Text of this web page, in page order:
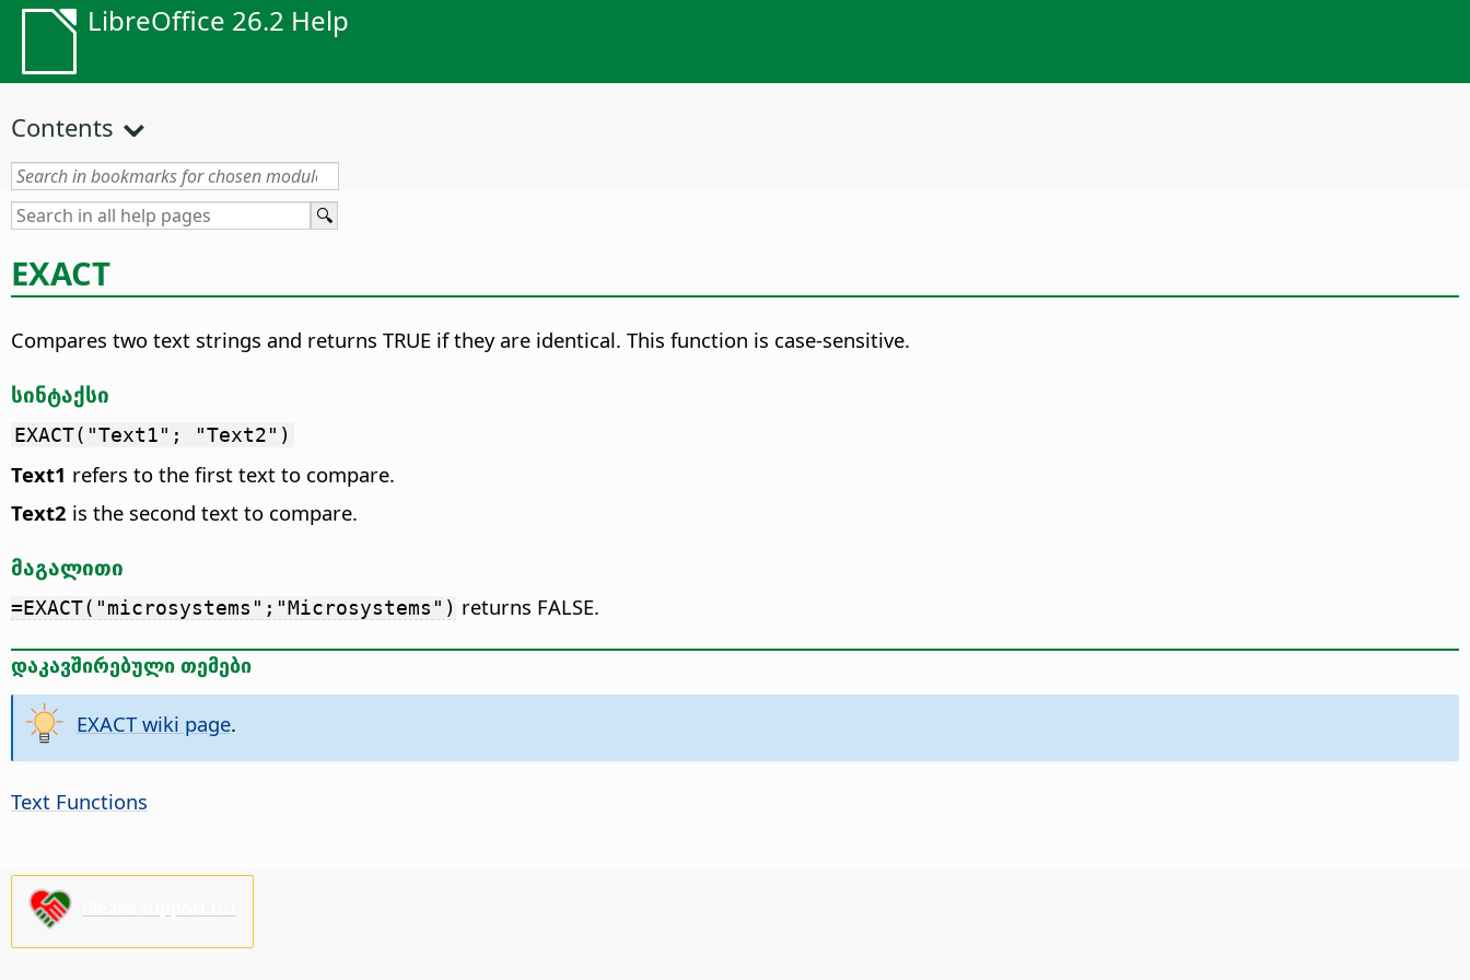
LibreOffice 26.2 Help
Contents
EXACT
Compares two text strings and returns TRUE if they are identical. This function is case-sensitive.
სინტაქსი
EXACT("Text1"; "Text2")
Text1 refers to the first text to compare.
Text2 is the second text to compare.
მაგალითი
=EXACT("microsystems";"Microsystems") returns FALSE.
დაკავშირებული თემები
EXACT wiki page.
Text Functions